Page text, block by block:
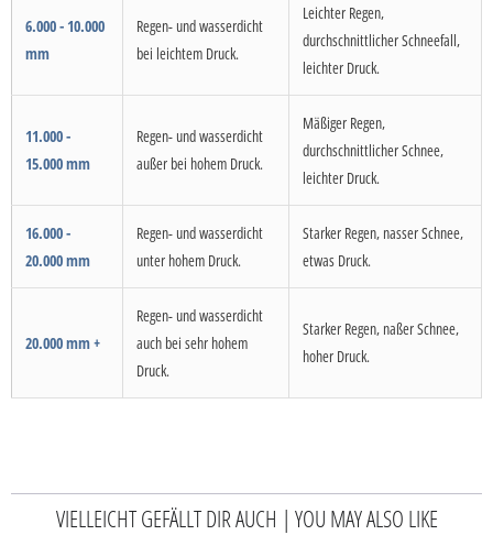
6.000 - 10.000
mm
Regen- und wasserdicht
bei leichtem Druck.
Leichter Regen,
durchschnittlicher Schneefall,
leichter Druck.
11.000 -
15.000 mm
Regen- und wasserdicht
außer bei hohem Druck.
Mäßiger Regen,
durchschnittlicher Schnee,
leichter Druck.
16.000 -
20.000 mm
Regen- und wasserdicht
unter hohem Druck.
Starker Regen, nasser Schnee,
etwas Druck.
20.000 mm +
Regen- und wasserdicht
auch bei sehr hohem
Druck.
Starker Regen, naßer Schnee,
hoher Druck.
VIELLEICHT GEFÄLLT DIR AUCH | YOU MAY ALSO LIKE